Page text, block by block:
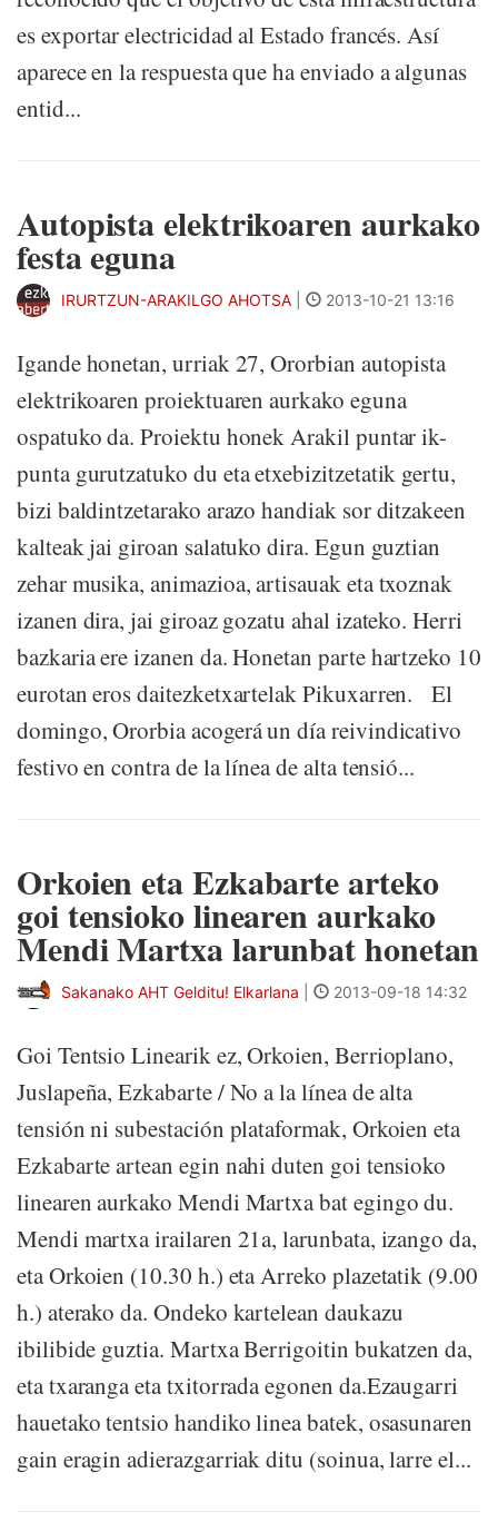
es exportar electricidad al Estado francés. Así
aparece en la respuesta que ha enviado a algunas
entid...
Autopista elektrikoaren aurkako
festa eguna
IRURTZUN-ARAKILGO AHOTSA 2013-10-21 13:16
Igande honetan, urriak 27, Ororbian autopista
elektrikoaren proiektuaren aurkako eguna
ospatuko da. Proiektu honek Arakil puntar ik-
punta gurutzatuko du eta etxebizitzetatik gertu,
bizi baldintzetarako arazo handiak sor ditzakeen
kalteak jai giroan salatuko dira. Egun guztian
zehar musika, animazioa, artisauak eta txoznak
izanen dira, jai giroaz gozatu ahal izateko. Herri
bazkaria ere izanen da. Honetan parte hartzeko 10
eurotan eros daitezketxartelak Pikuxarren. El
domingo, Ororbia acogerá un día reivindicativo
festivo en contra de la línea de alta tensió...
Orkoien eta Ezkabarte arteko
goi tensioko linearen aurkako
Mendi Martxa larunbat honetan
Sakanako AHT Gelditu! Elkarlana 2013-09-18 14:32
Goi Tentsio Linearik ez, Orkoien, Berrioplano,
Juslapeña, Ezkabarte / No a la línea de alta
tensión ni subestación plataformak, Orkoien eta
Ezkabarte artean egin nahi duten goi tensioko
linearen aurkako Mendi Martxa bat egingo du.
Mendi martxa irailaren 21a, larunbata, izango da,
eta Orkoien (10.30 h.) eta Arreko plazetatik (9.00
h.) aterako da. Ondeko kartelean daukazu
ibilibide guztia. Martxa Berrigoitin bukatzen da,
eta txaranga eta txitorrada egonen da.Ezaugarri
hauetako tentsio handiko linea batek, osasunaren
gain eragin adierazgarriak ditu (soinua, larre el...